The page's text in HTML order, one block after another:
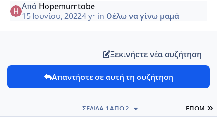
Από Hopemumtobe
15 Ιουνίου, 20224 yrin Θέλω να γίνω μαμά
Ξεκινήστε νέα συζήτηση
Απαντήστε σε αυτή τη συζήτηση
ΕΠΌΜ.
ΣΕΛΊΔΑ 1 ΑΠΌ 2